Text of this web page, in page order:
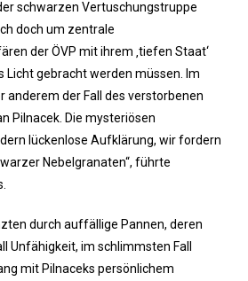
schwarzen Vertuschungstruppe
doch um zentrale
der ÖVP mit ihrem ‚tiefen Staat‘
Licht gebracht werden müssen. Im
anderem der Fall des verstorbenen
Pilnacek. Die mysteriösen
lückenlose Aufklärung, wir fordern
Nebelgranaten“, führte
durch auffällige Pannen, deren
Unfähigkeit, im schlimmsten Fall
mit Pilnaceks persönlichem